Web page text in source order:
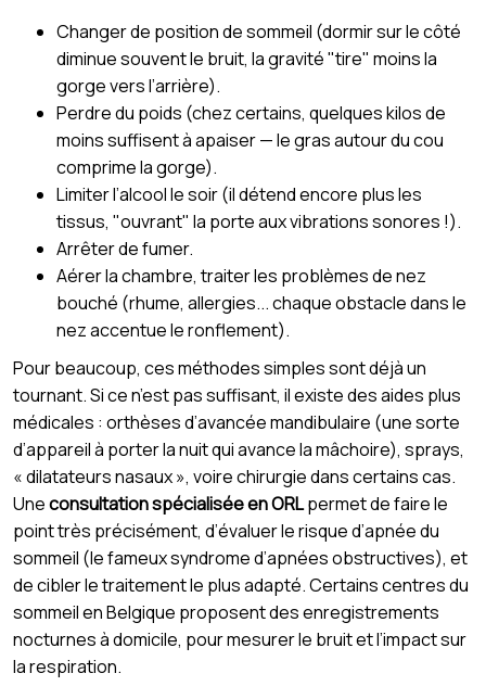
Changer de position de sommeil (dormir sur le côté
diminue souvent le bruit, la gravité "tire" moins la
gorge vers l’arrière).
Perdre du poids (chez certains, quelques kilos de
moins suffisent à apaiser — le gras autour du cou
comprime la gorge).
Limiter l’alcool le soir (il détend encore plus les
tissus, "ouvrant" la porte aux vibrations sonores !).
Arrêter de fumer.
Aérer la chambre, traiter les problèmes de nez
bouché (rhume, allergies... chaque obstacle dans le
nez accentue le ronflement).
Pour beaucoup, ces méthodes simples sont déjà un
tournant. Si ce n’est pas suffisant, il existe des aides plus
médicales : orthèses d’avancée mandibulaire (une sorte
d’appareil à porter la nuit qui avance la mâchoire), sprays,
« dilatateurs nasaux », voire chirurgie dans certains cas.
Uneconsultation spécialisée en ORLpermet de faire le
point très précisément, d’évaluer le risque d’apnée du
sommeil (le fameux syndrome d’apnées obstructives), et
de cibler le traitement le plus adapté. Certains centres du
sommeil en Belgique proposent des enregistrements
nocturnes à domicile, pour mesurer le bruit et l’impact sur
la respiration.